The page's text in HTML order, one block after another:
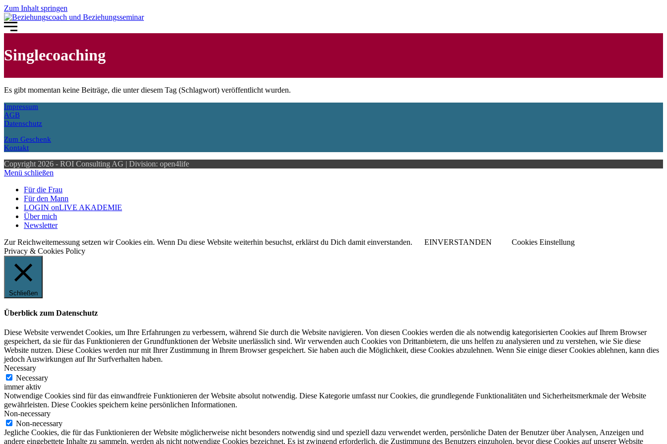
Zum Inhalt springen
Singlecoaching
Es gibt momentan keine Beiträge, die unter diesem Tag (Schlagwort) veröffentlicht wurden.
Impressum
AGB
Datenschutz
Zum Geschenk
Kontakt
Copyright 2026 - ROI Consulting AG | Division: open4life
Menü schließen
Für die Frau
Für den Mann
LOGIN onLIVE AKADEMIE
Über mich
Newsletter
Zur Reichweitemessung setzen wir Cookies ein. Wenn Du diese Website weiterhin besuchst, erklärst du Dich damit einverstanden.
EINVERSTANDEN
Cookies Einstellung
Privacy & Cookies Policy
Schließen
Überblick zum Datenschutz
Diese Website verwendet Cookies, um Ihre Erfahrungen zu verbessern, während Sie durch die Website navigieren. Von diesen Cookies werden die als notwendig kategorisierten Cookies auf Ihrem Browser
gespeichert, da sie für das Funktionieren der Grundfunktionen der Website unerlässlich sind. Wir verwenden auch Cookies von Drittanbietern, die uns helfen zu analysieren und zu verstehen, wie Sie diese
Website nutzen. Diese Cookies werden nur mit Ihrer Zustimmung in Ihrem Browser gespeichert. Sie haben auch die Möglichkeit, diese Cookies abzulehnen. Wenn Sie einige dieser Cookies ablehnen, kann dies
jedoch Auswirkungen auf Ihr Surfverhalten haben.
Necessary
Necessary
immer aktiv
Notwendige Cookies sind für das einwandfreie Funktionieren der Website absolut notwendig. Diese Kategorie umfasst nur Cookies, die grundlegende Funktionalitäten und Sicherheitsmerkmale der Website
gewährleisten. Diese Cookies speichern keine persönlichen Informationen.
Non-necessary
Non-necessary
Jegliche Cookies, die für das Funktionieren der Website möglicherweise nicht besonders notwendig sind und speziell dazu verwendet werden, persönliche Daten der Benutzer über Analysen, Anzeigen und
andere eingebettete Inhalte zu sammeln, werden als nicht notwendige Cookies bezeichnet. Es ist zwingend erforderlich, die Zustimmung des Benutzers einzuholen, bevor diese Cookies auf unserer Website